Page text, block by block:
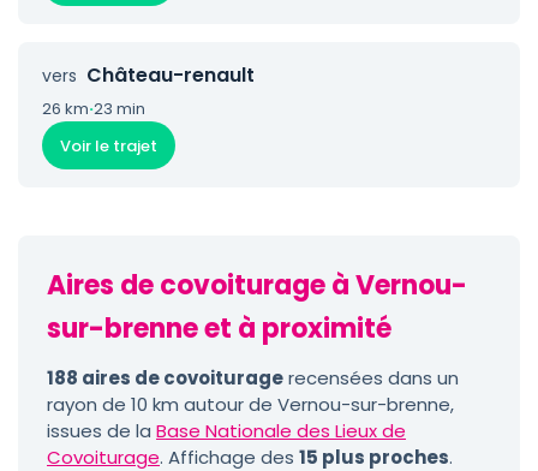
vers Château-renault
26 km·23 min
Voir le trajet
Aires de covoiturage à Vernou-
sur-brenne et à proximité
188 aires de covoituragerecensées dans un
rayon de 10 km autour de Vernou-sur-brenne,
issues de la Base Nationale des Lieux de
Covoiturage. Affichage des 15 plus proches.